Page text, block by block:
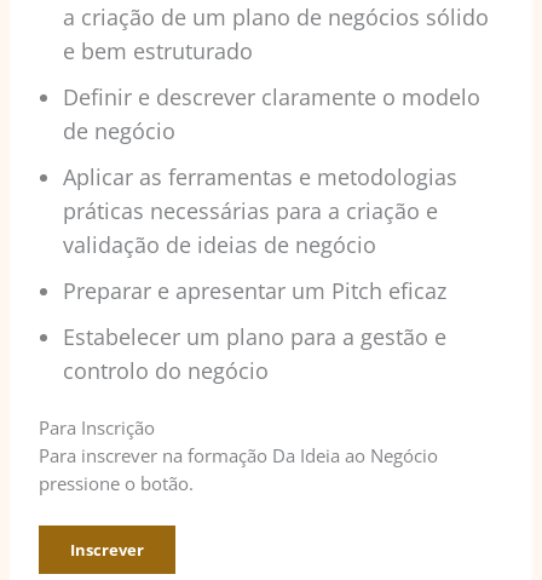
a criação de um plano de negócios sólido
e bem estruturado
Definir e descrever claramente o modelo
de negócio
Aplicar as ferramentas e metodologias
práticas necessárias para a criação e
validação de ideias de negócio
Preparar e apresentar um Pitch eficaz
Estabelecer um plano para a gestão e
controlo do negócio
Para Inscrição
Para inscrever na formação Da Ideia ao Negócio
pressione o botão.
Inscrever